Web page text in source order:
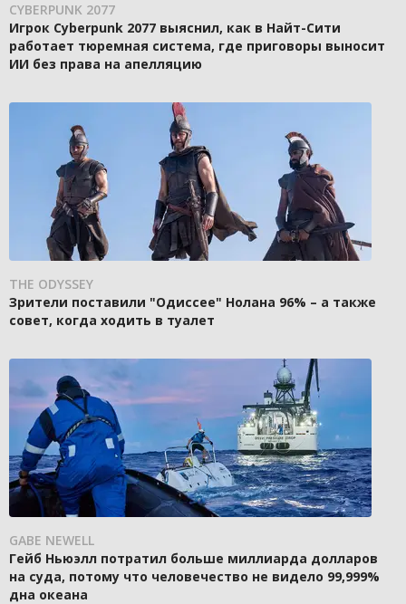
CYBERPUNK 2077
Игрок Cyberpunk 2077 выяснил, как в Найт-Сити
работает тюремная система, где приговоры выносит
ИИ без права на апелляцию
THE ODYSSEY
Зрители поставили "Одиссее" Нолана 96% – а также
совет, когда ходить в туалет
GABE NEWELL
Гейб Ньюэлл потратил больше миллиарда долларов
на суда, потому что человечество не видело 99,999%
дна океана